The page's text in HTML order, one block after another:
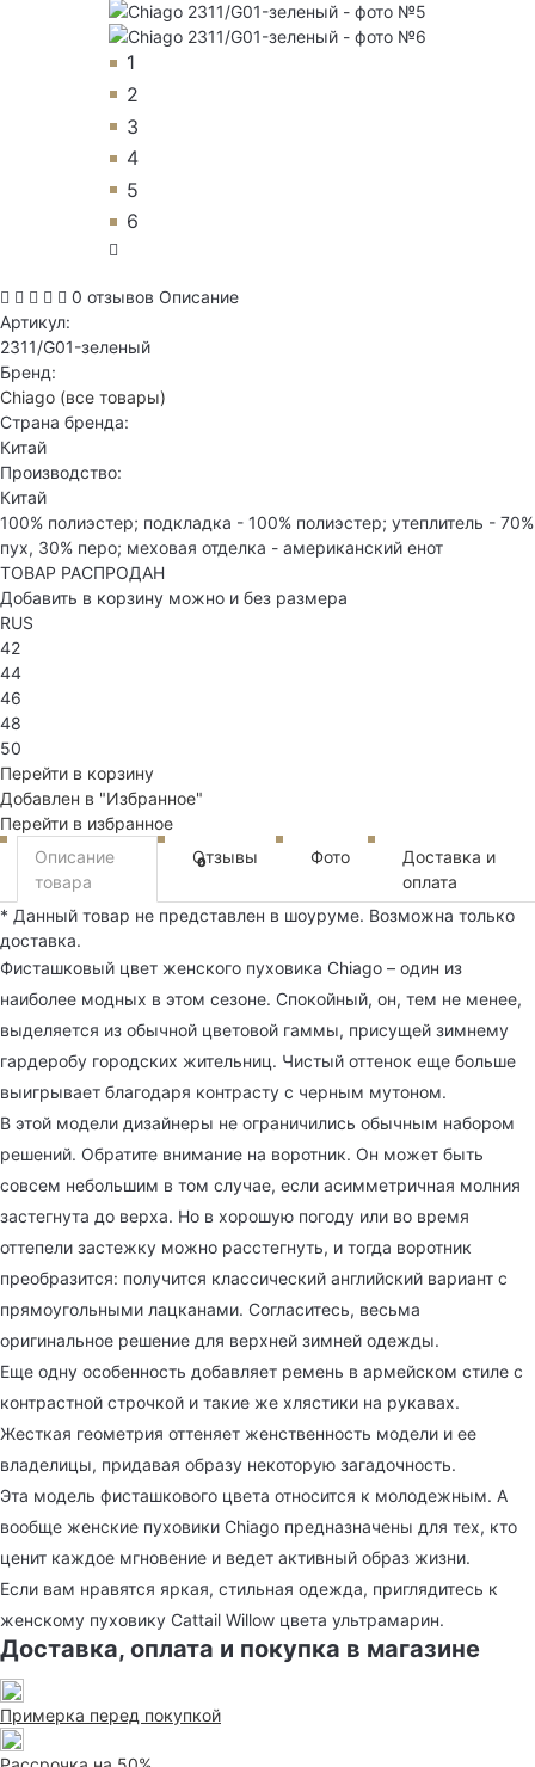
1
2
3
4
5
6
0 отзывов Описание
Артикул:
2311/G01-зеленый
Бренд:
Chiago (все товары)
Страна бренда:
Китай
Производство:
Китай
100% полиэстер; подкладка - 100% полиэстер; утеплитель - 70%
пух, 30% перо; меховая отделка - американский енот
ТОВАР РАСПРОДАН
Добавить в корзину можно и без размера
RUS
42
44
46
48
50
Перейти в корзину
Добавлен в "Избранное"
Перейти в избранное
Описание
товара
Отзывы
0 Фото
Доставка и
оплата
* Данный товар не представлен в шоуруме. Возможна только
доставка.
Фисташковый цвет женского пуховика Chiago – один из
наиболее модных в этом сезоне. Спокойный, он, тем не менее,
выделяется из обычной цветовой гаммы, присущей зимнему
гардеробу городских жительниц. Чистый оттенок еще больше
выигрывает благодаря контрасту с черным мутоном.
В этой модели дизайнеры не ограничились обычным набором
решений. Обратите внимание на воротник. Он может быть
совсем небольшим в том случае, если асимметричная молния
застегнута до верха. Но в хорошую погоду или во время
оттепели застежку можно расстегнуть, и тогда воротник
преобразится: получится классический английский вариант с
прямоугольными лацканами. Согласитесь, весьма
оригинальное решение для верхней зимней одежды.
Еще одну особенность добавляет ремень в армейском стиле с
контрастной строчкой и такие же хлястики на рукавах.
Жесткая геометрия оттеняет женственность модели и ее
владелицы, придавая образу некоторую загадочность.
Эта модель фисташкового цвета относится к молодежным. А
вообще женские пуховики Chiago предназначены для тех, кто
ценит каждое мгновение и ведет активный образ жизни.
Если вам нравятся яркая, стильная одежда, приглядитесь к
женскому пуховику Cattail Willow цвета ультрамарин.
Доставка, оплата и покупка в магазине
Примерка перед покупкой